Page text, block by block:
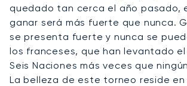
quedado tan cerca el año pasado,
ganar será más fuerte que nunca.
se presenta fuerte y nunca se
los franceses, que han levantado
Seis Naciones más veces que
La belleza de este torneo reside en